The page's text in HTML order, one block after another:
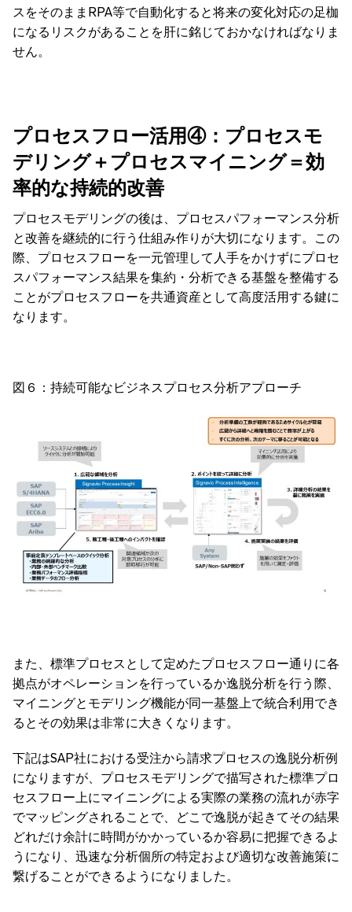
スをそのままRPA等で自動化すると将来の変化対応の足枷
になるリスクがあることを肝に銘じておかなければなりま
せん。
プロセスフロー活用④：プロセスモ
デリング＋プロセスマイニング＝効
率的な持続的改善
プロセスモデリングの後は、プロセスパフォーマンス分析
と改善を継続的に行う仕組み作りが大切になります。この
際、プロセスフローを一元管理して人手をかけずにプロセ
スパフォーマンス結果を集約・分析できる基盤を整備する
ことがプロセスフローを共通資産として高度活用する鍵に
なります。
図６：持続可能なビジネスプロセス分析アプローチ
また、標準プロセスとして定めたプロセスフロー通りに各
拠点がオペレーションを行っているか逸脱分析を行う際、
マイニングとモデリング機能が同一基盤上で統合利用でき
るとその効果は非常に大きくなります。
下記はSAP社における受注から請求プロセスの逸脱分析例
になりますが、プロセスモデリングで描写された標準プロ
セスフロー上にマイニングによる実際の業務の流れが赤字
でマッピングされることで、どこで逸脱が起きてその結果
どれだけ余計に時間がかかっているか容易に把握できるよ
うになり、迅速な分析個所の特定および適切な改善施策に
繋げることができるようになりました。